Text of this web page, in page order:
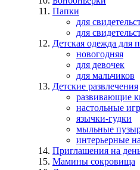
Папки
для
для
Детская одежда для
новогодняя
для девочек
для мальчиков
Детские развлечения
развивающие
настольные
язычки-гудки
мыльные
интерьерные
Приглашения на
Мамины сокровища